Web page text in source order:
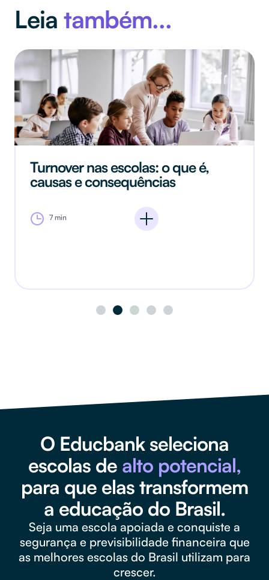
Leia também...
Turnover nas escolas: o que é,
causas e consequências
7 min
O Educbank seleciona
escolas de alto potencial,
para que elas transformem
a educação do Brasil.
Seja uma escola apoiada e conquiste a
segurança e previsibilidade financeira que
as melhores escolas do Brasil utilizam para
crescer.